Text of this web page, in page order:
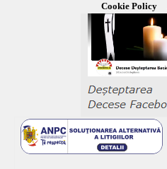
Cookie Policy